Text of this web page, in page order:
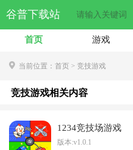
谷普下载站
首页 游戏
当前位置： 首页 > 竞技游戏
竞技游戏相关内容
1234竞技场游戏
版本:v1.0.1